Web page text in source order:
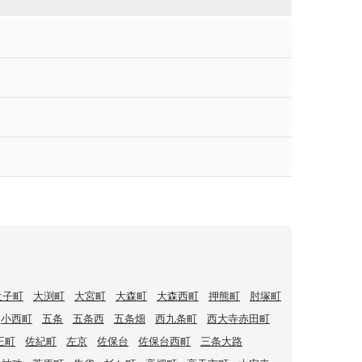
町 大渕町 大宮町 大森町 大森西町 押熊町
肘塚町
小西町 五条 五条西 五条畑 西九条町
西大寺赤田町
町 佐紀町 左京 佐保台 佐保台西町
三条大路